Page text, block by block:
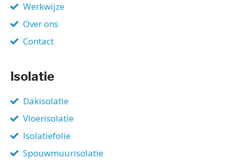
Werkwijze
Over ons
Contact
Isolatie
Dakisolatie
Vloerisolatie
Isolatiefolie
Spouwmuurisolatie